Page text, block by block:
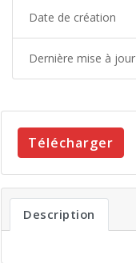
Date de création
Dernière mise à jour
Télécharger
Description